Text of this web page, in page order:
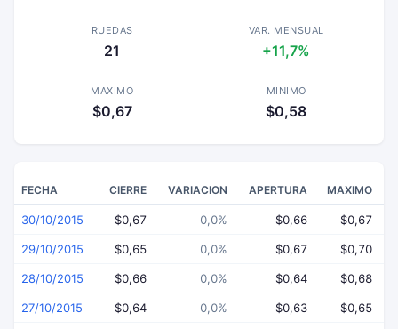
RUEDAS
21
VAR. MENSUAL
+11,7%
MAXIMO
$0,67
MINIMO
$0,58
FECHA CIERRE VARIACION APERTURA MAXIMO
30/10/2015 $0,67 0,0% $0,66 $0,67
29/10/2015 $0,65 0,0% $0,67 $0,70
28/10/2015 $0,66 0,0% $0,64 $0,68
27/10/2015 $0,64 0,0% $0,63 $0,65